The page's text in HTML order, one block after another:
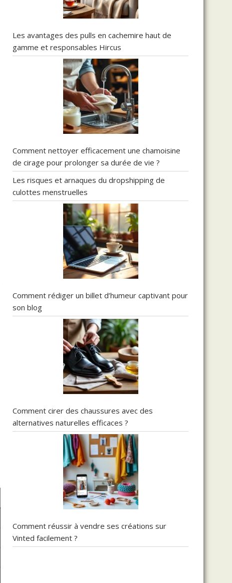
Les avantages des pulls en cachemire haut de
gamme et responsables Hircus
Comment nettoyer efficacement une chamoisine
de cirage pour prolonger sa durée de vie ?
Les risques et arnaques du dropshipping de
culottes menstruelles
Comment rédiger un billet d’humeur captivant pour
son blog
Comment cirer des chaussures avec des
alternatives naturelles efficaces ?
Comment réussir à vendre ses créations sur
Vinted facilement ?